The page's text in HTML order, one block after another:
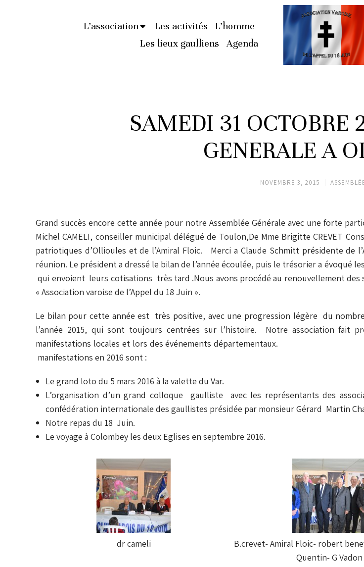
L’association Les activités
L’homme
Les lieux gaulliens
Agenda
SAMEDI 31 OCTOBRE
GENERALE A
NOVEMBRE 3, 2015
Grand succès encore cette année pour notre Assemblée Générale avec une forte
Michel CAMELI, conseiller municipal délégué de Toulon,De Mme Brigitte CREVET
patriotiques d’Ollioules et de l’Amiral Floic. Merci a Claude Schmitt présidente de
réunion. Le président a dressé le bilan de l’année écoulée, puis le trésorier a
qui envoient leurs cotisations très tard .Nous avons procédé au renouvellement
« Association varoise de l’Appel du 18 Juin ».
Le bilan pour cette année est très positive, avec une progression légère du
l’année 2015, qui sont toujours centrées sur l’histoire. Notre association fait
manifestations locales et lors des
manifestations en 2016 sont :
Le grand loto du 5 mars 2016 à la valette du Var.
L’organisation d’un grand colloque gaulliste avec les représentants des
confédération internationale des gaullistes présidée par monsieur Gérard Martin
Notre repas du 18 Juin.
Le voyage à Colombey les deux Eglises en septembre 2016.
dr cameli
B.crevet- Amiral Floic- robert
Quentin- G Vadon